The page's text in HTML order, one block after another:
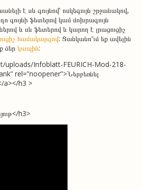
է սև գույնով՝ ոսկեգույն շրջանակով,
գույնի ֆետերով կամ մոխրագույն
և սև ֆետերով և կարող է լրացուցիչ
համակարգով: Ցանկանո՞ւմ եք ավելին
ձեր կապին:
uploads/Infoblatt-FEURICH-Mod-218-
rel=”noopener”>Ներբեռնել
a></h3 >
h3>